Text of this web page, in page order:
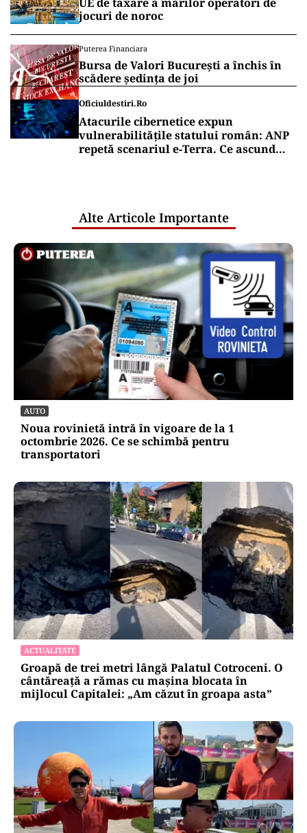
jocuri de noroc
Puterea Financiara
Bursa de Valori București a închis în
scădere ședința de joi
Oficiuldestiri.ro
Atacurile cibernetice expun
vulnerabilitățile statului român: ANP
repetă scenariul e‑Terra. Ce ascund
Alte Articole Importante
AUTO
Noua rovinietă intră în vigoare de la 1
octombrie 2026. Ce se schimbă pentru
transportatori
ACTUALITATE
Groapă de trei metri lângă Palatul Cotroceni. O
cântăreață a rămas cu mașina blocata în
mijlocul Capitalei: „Am căzut în groapa asta”